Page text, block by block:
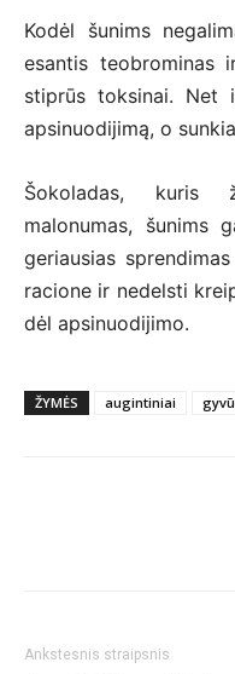
Kodėl šunims
esantis teobrominas
stiprūs toksinai. Net
apsinuodijimą, o
Šokoladas, kuris
malonumas, šunims
geriausias
racione ir nedelsti
dėl apsinuodijimo.
ŽYMĖS augintiniai
Ankstesnis straipsnis